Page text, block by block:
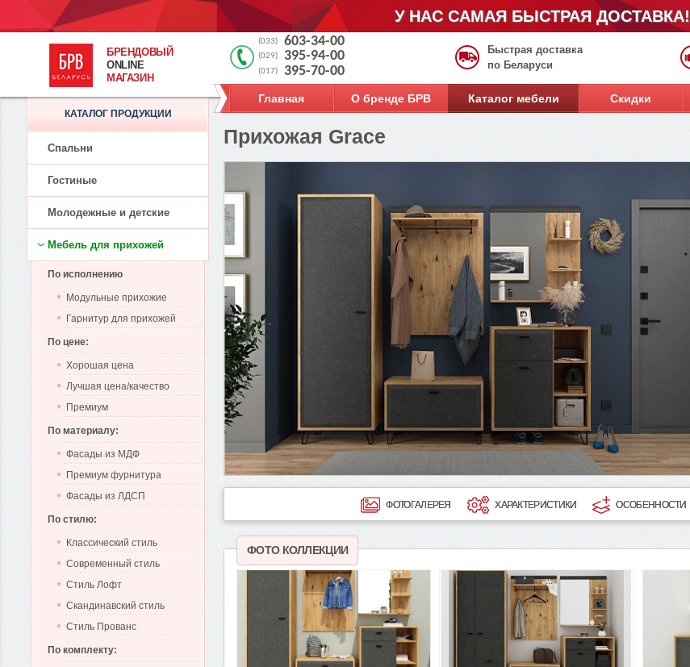
У НАС САМАЯ БЫСТРАЯ ДОСТАВКА!
БРЕНДОВЫЙ
ONLINE
МАГАЗИН
(033) 603-34-00
(029) 395-94-00
(017) 395-70-00
Быстрая доставка
по Беларуси
Главная О бренде БРВ Каталог мебели Скидки
Прихожая Grace
ФОТОГАЛЕРЕЯ ХАРАКТЕРИСТИКИ ОСОБЕННОСТИ
ФОТО КОЛЛЕКЦИИ
КАТАЛОГ ПРОДУКЦИИ
Спальни
Гостиные
Молодежные и детские
Мебель для прихожей
По исполнению
Модульные прихожие
Гарнитур для прихожей
По цене:
Хорошая цена
Лучшая цена/качество
Премиум
По материалу:
Фасады из МДФ
Премиум фурнитура
Фасады из ЛДСП
По стилю:
Классический стиль
Современный стиль
Стиль Лофт
Скандинавский стиль
Стиль Прованс
По комплекту: